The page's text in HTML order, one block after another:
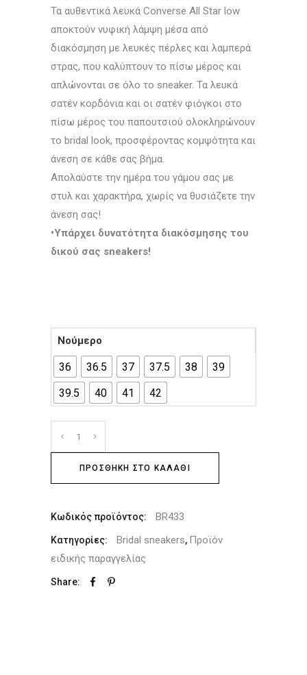
Τα αυθεντικά λευκά Converse All Star low
αποκτούν νυφική λάμψη μέσα από
διακόσμηση με λευκές πέρλες και λαμπερά
στρας, που καλύπτουν το πίσω μέρος και
απλώνονται σε όλο το sneaker. Τα λευκά
σατέν κορδόνια και οι σατέν φιόγκοι στο
πίσω μέρος του παπουτσιού ολοκληρώνουν
το bridal look, προσφέροντας κομψότητα και
άνεση σε κάθε σας βήμα.
Απολαύστε την ημέρα του γάμου σας με
στυλ και χαρακτήρα, χωρίς να θυσιάζετε την
άνεση σας!
•Υπάρχει δυνατότητα διακόσμησης του
δικού σας sneakers!
Νούμερο
36 36.5 37 37.5 38
39
39.5
40 41 42
ΠΡΟΣΘΉΚΗ ΣΤΟ ΚΑΛΆΘΙ
Κωδικός προϊόντος: BR433
Κατηγορίες: Bridal sneakers, Προϊόν
ειδικής παραγγελίας
Share: